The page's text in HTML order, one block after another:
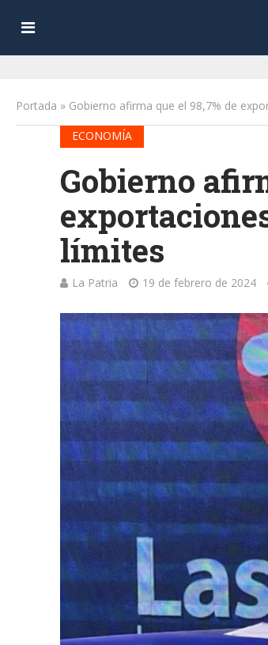
Portada » Gobierno afirma que el 98,7% de
ECONOMÍA
Gobierno
límites
La Patria 19 de febrero de 2024